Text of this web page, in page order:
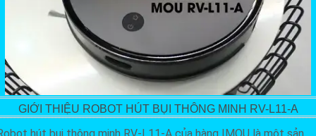
GIỚI THIỆU ROBOT HÚT BỤI THÔNG MINH RV-L11-A